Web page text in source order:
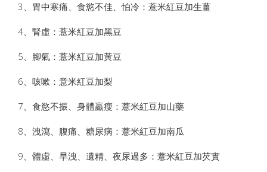
3、胃中寒痛、食慾不佳、怕冷：薏米紅豆加生薑
4、腎虛：薏米紅豆加黑豆
5、腳氣：薏米紅豆加黃豆
6、咳嗽：意米紅豆加梨
7、食慾不振、身體羸瘦：薏米紅豆加山藥
8、洩瀉、腹痛、糖尿病：薏米紅豆加南瓜
9、體虛、早洩、遺精、夜尿過多：薏米紅豆加芡實